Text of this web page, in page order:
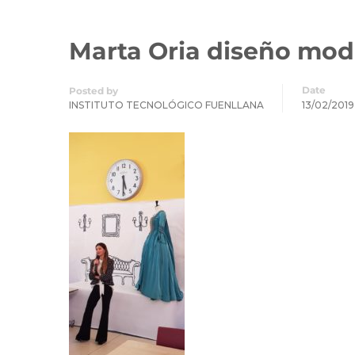
Marta Oria diseño
Posted by
INSTITUTO TECNOLÓGICO FUENLLANA
Date
13/02/2019